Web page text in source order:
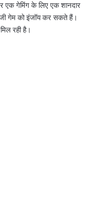
एक गेमिंग के लिए एक शानदार
गेम को इंजॉय कर सकते हैं।
रही है।